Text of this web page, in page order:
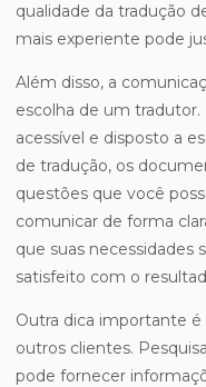
qualidade da tradução
mais experiente pode
Além disso, a
escolha de um
acessível e disposto a
de tradução, os
questões que você
comunicar de forma
que suas necessidades
satisfeito com o
Outra dica importante é
outros clientes.
pode fornecer